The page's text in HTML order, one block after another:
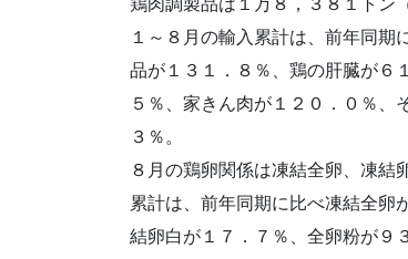
鶏肉調製品は１万８，３８１トン
１～８月の輸入累計は、前年同期
品が１３１．８％、鶏の肝臓が６
５％、家きん肉が１２０．０％、
３％。
８月の鶏卵関係は凍結全卵、凍結
累計は、前年同期に比べ凍結全卵
結卵白が１７．７％、全卵粉が９